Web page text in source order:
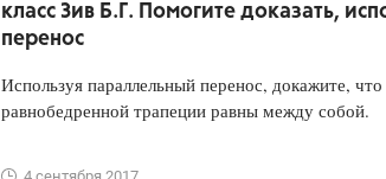
класс Зив Б.Г. Помогите доказать,
перенос
Используя параллельный перенос, докажите,
равнобедренной трапеции равны между собой.